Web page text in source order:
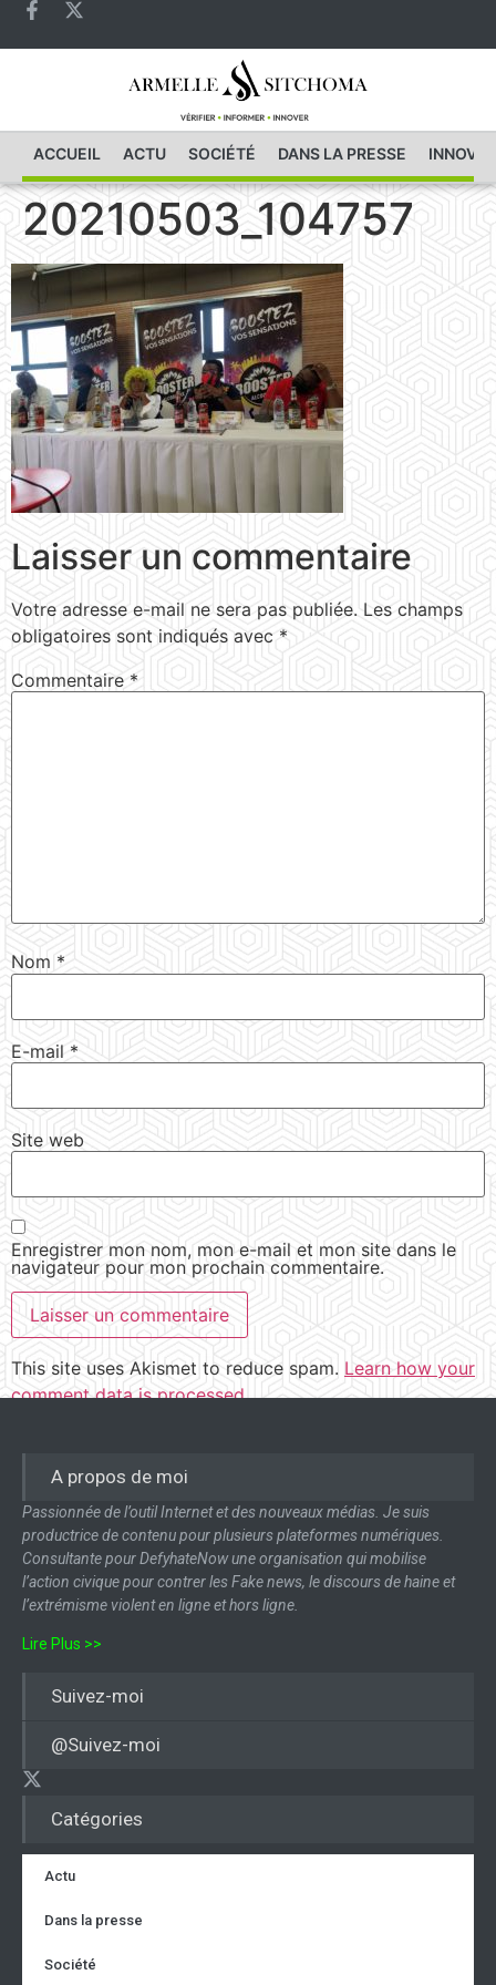
ACCUEIL ACTU SOCIÉTÉ DANS LA PRESSE
20210503_104757
Laisser un commentaire
Votre adresse e-mail ne sera pas publiée. Les champs
obligatoires sont indiqués avec *
Commentaire *
Nom *
E-mail *
Site web
Enregistrer mon nom, mon e-mail et mon site dans le
navigateur pour mon prochain commentaire.
This site uses Akismet to reduce spam. Learn how your
comment data is processed.
Catégories
Actu
Dans la presse
Société
A propos de moi
Passionnée de l’outil Internet et des nouveaux médias. Je suis
productrice de contenu pour plusieurs plateformes numériques.
Consultante pour DefyhateNow une organisation qui mobilise
l’action civique pour contrer les Fake news, le discours de haine et
l’extrémisme violent en ligne et hors ligne.
Lire Plus >>
Suivez-moi
@Suivez-moi